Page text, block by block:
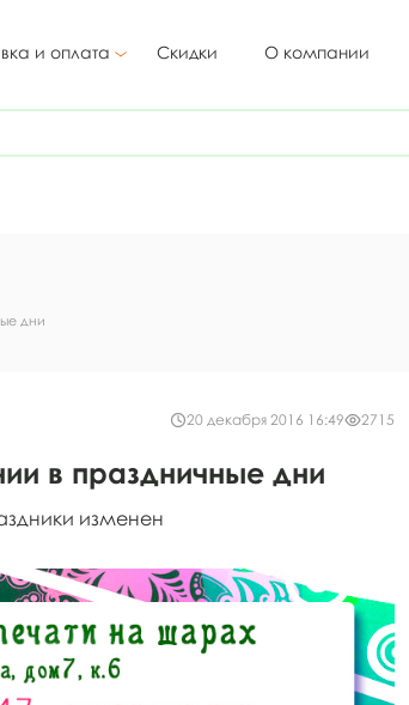
и оплата Скидки О компании
дни
20 декабря 2016 16:49 2715
в праздничные дни
изменен